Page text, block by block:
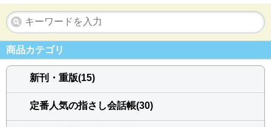
商品カテゴリ
新刊・重版(15)
定番人気の指さし会話帳(30)